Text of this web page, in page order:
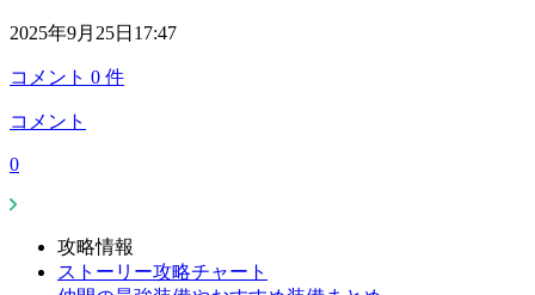
2025年9月25日17:47
コメント 0 件
コメント
0
攻略情報
ストーリー攻略チャート